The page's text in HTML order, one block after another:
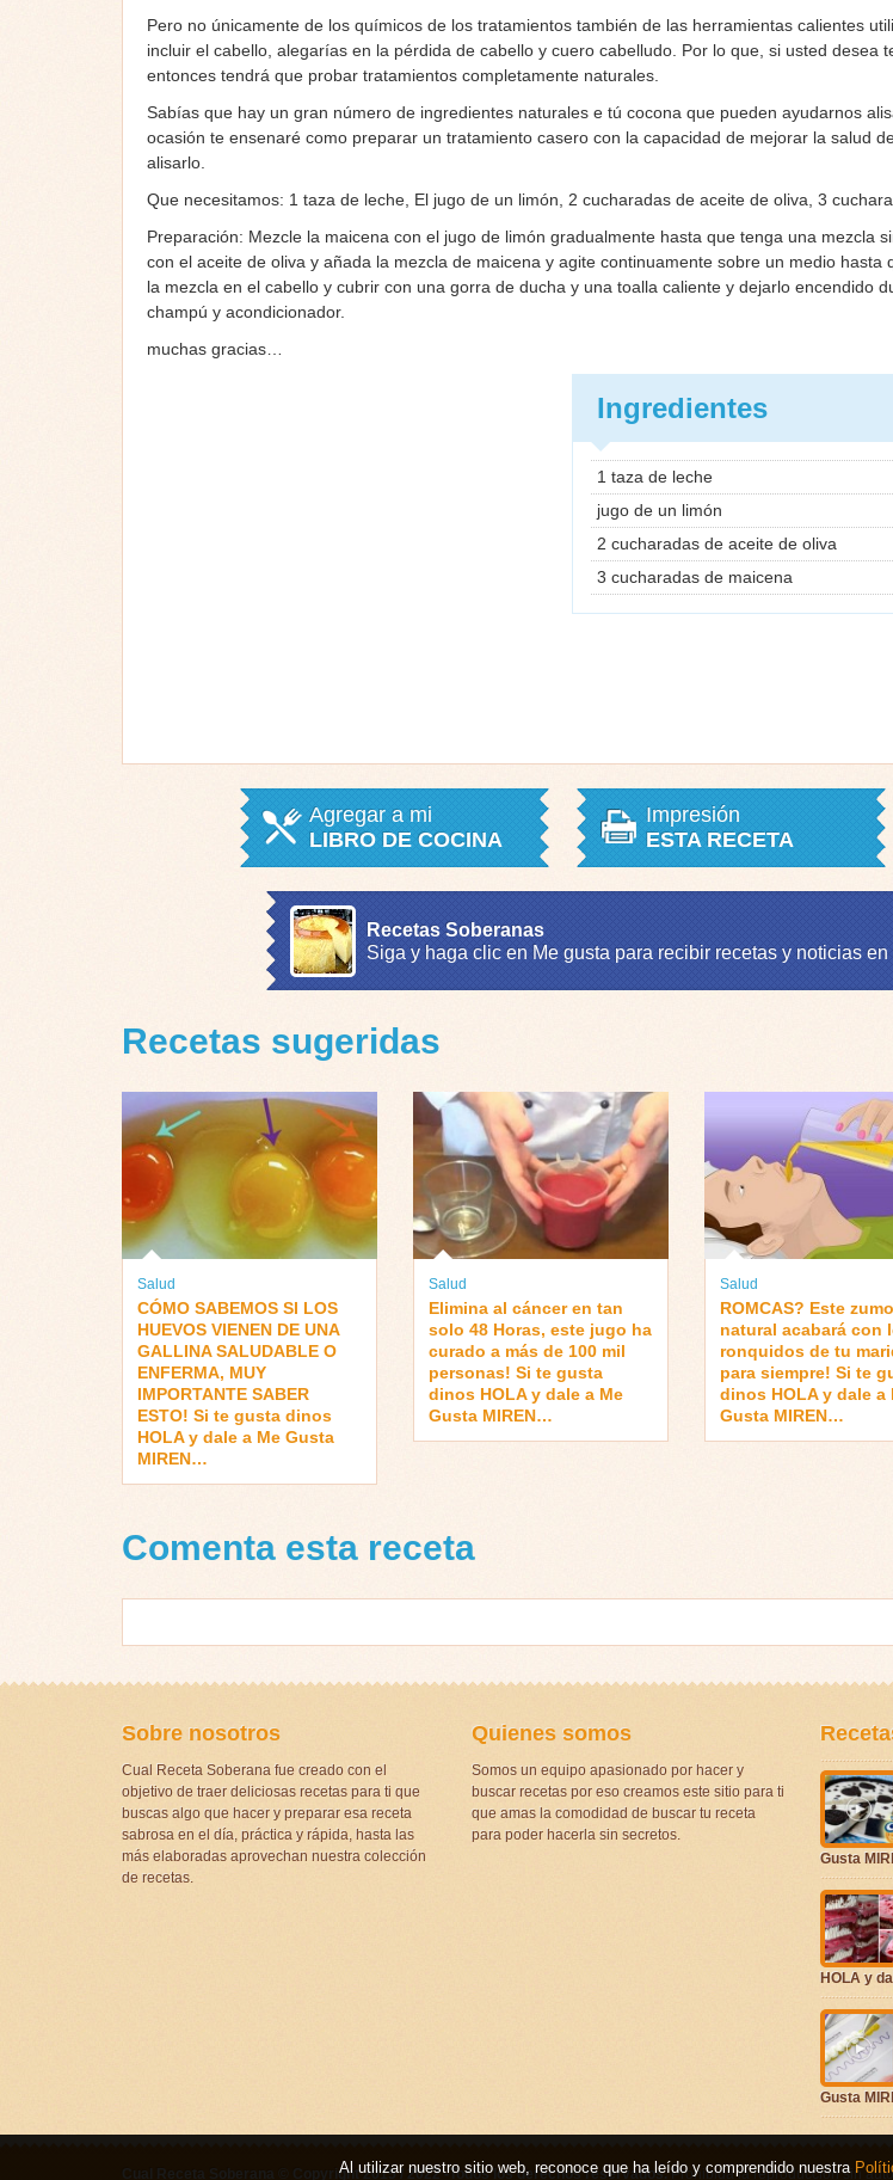
Pero no únicamente de los químicos de los tratamientos también de las herramientas calientes
incluir el cabello, alegarías en la pérdida de cabello y cuero cabelludo. Por lo que, si usted desea
entonces tendrá que probar tratamientos completamente naturales.
Sabías que hay un gran número de ingredientes naturales e tú cocona que pueden ayudarnos
ocasión te ensenaré como preparar un tratamiento casero con la capacidad de mejorar la salud
alisarlo.
Que necesitamos: 1 taza de leche, El jugo de un limón, 2 cucharadas de aceite de oliva, 3
Preparación: Mezcle la maicena con el jugo de limón gradualmente hasta que tenga una mezcla
con el aceite de oliva y añada la mezcla de maicena y agite continuamente sobre un medio hasta
la mezcla en el cabello y cubrir con una gorra de ducha y una toalla caliente y dejarlo encendido
champú y acondicionador.
muchas gracias…
Ingredientes
1 taza de leche
jugo de un limón
2 cucharadas de aceite de oliva
3 cucharadas de maicena
Agregar a mi
LIBRO DE COCINA
Impresión
ESTA RECETA
Recetas Soberanas
Siga y haga clic en Me gusta para recibir recetas y noticias
Recetas sugeridas
Salud
CÓMO SABEMOS SI LOS
HUEVOS VIENEN DE UNA
GALLINA SALUDABLE O
ENFERMA, MUY
IMPORTANTE SABER
ESTO! Si te gusta dinos
HOLA y dale a Me Gusta
MIREN…
Salud
Elimina al cáncer en tan
solo 48 Horas, este jugo ha
curado a más de 100 mil
personas! Si te gusta
dinos HOLA y dale a Me
Gusta MIREN…
Salud
ROMCAS? Este zumo
natural acabará con
ronquidos de tu
para siempre! Si te
dinos HOLA y dale a
Gusta MIREN…
Comenta esta receta
Sobre nosotros
Cual Receta Soberana fue creado con el
objetivo de traer deliciosas recetas para ti que
buscas algo que hacer y preparar esa receta
sabrosa en el día, práctica y rápida, hasta las
más elaboradas aprovechan nuestra colección
de recetas.
Quienes somos
Somos un equipo apasionado por hacer y
buscar recetas por eso creamos este sitio para ti
que amas la comodidad de buscar tu receta
para poder hacerla sin secretos.
Gusta
HOLA y
Gusta
Cual Receta Soberana © Copyright 2015 / 2022 -Todos los derechos reservados.Prohibida la reproducción sin
Al utilizar nuestro sitio web, reconoce que ha leído y comprendido nuestra